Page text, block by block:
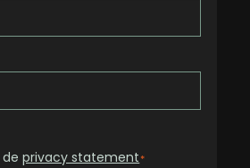
deprivacy statement*